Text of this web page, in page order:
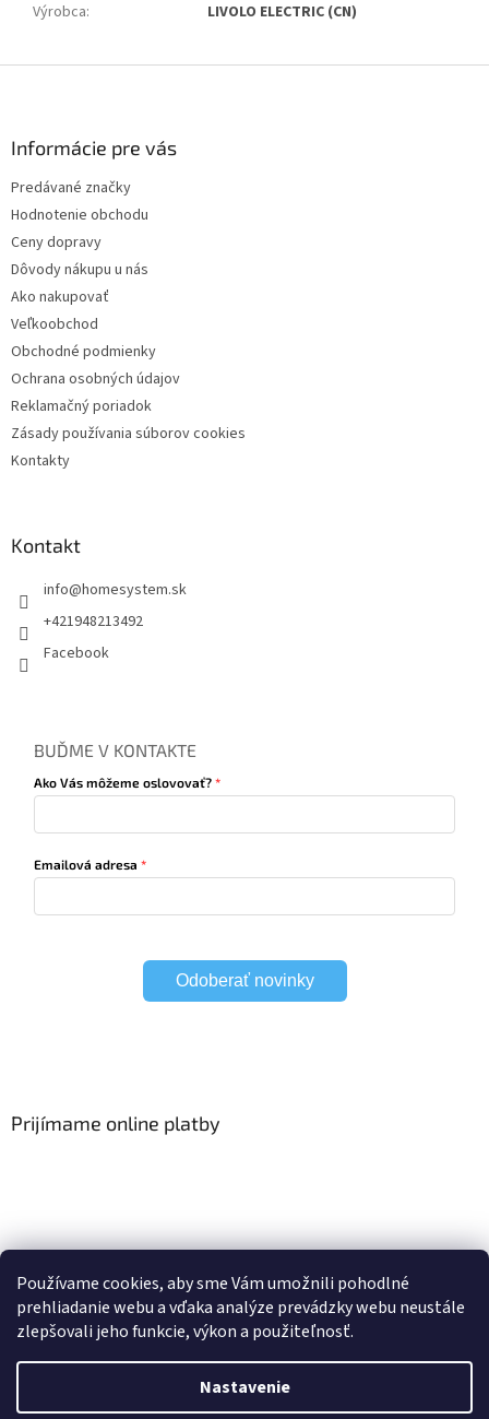
Používame cookies, aby sme Vám umožnili pohodlné
prehliadanie webu a vďaka analýze prevádzky webu neustále
zlepšovali jeho funkcie, výkon a použiteľnosť.
Nastavenie
Výrobca: LIVOLO ELECTRIC (CN)
Informácie pre vás
Predávané značky
Hodnotenie obchodu
Ceny dopravy
Dôvody nákupu u nás
Ako nakupovať
Veľkoobchod
Obchodné podmienky
Ochrana osobných údajov
Reklamačný poriadok
Zásady používania súborov cookies
Kontakty
Kontakt
info@homesystem.sk
+421948213492
Facebook
BUĎME V KONTAKTE
Ako Vás môžeme oslovovať?
Emailová adresa
Odoberať novinky
Prijímame online platby